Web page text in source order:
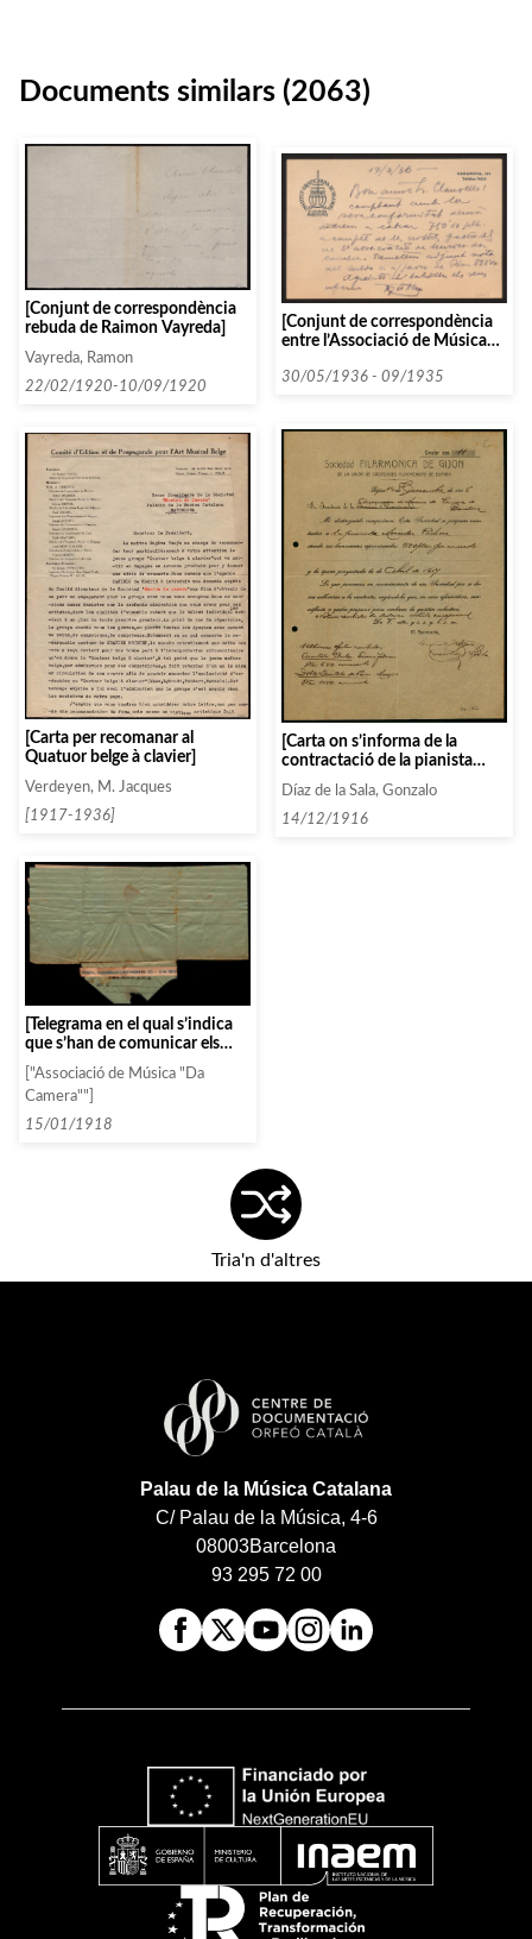
Documents similars (2063)
[Conjunt de correspondència
rebuda de Raimon Vayreda]
Vayreda, Ramon
22/02/1920-10/09/1920
[Conjunt de correspondència
entre l’Associació de Música
entitats que comencen amb la
30/05/1936 - 09/1935
[Carta per recomanar al
Quatuor belge à clavier]
Verdeyen, M. Jacques
[1917-1936]
[Carta on s’informa de la
contractació de la pianista
Mercedes Padrosa i de les
darreres ofertes rebudes]
Díaz de la Sala, Gonzalo
14/12/1916
[Telegrama en el qual s’indica
que s’han de comunicar els
catchets al trio Fémine pels
concerts de Bilbao, O porto,
Lisboa, Madrid i Màlaga]
["Associació de Música "Da
Camera""]
15/01/1918
Tria'n d'altres
Palau de la Música Catalana
C/ Palau de la Música, 4-6
08003Barcelona
93 295 72 00